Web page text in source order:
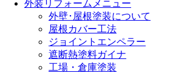
外装リフォームメニュー
外壁･屋根塗装について
屋根カバー工法
ジョイントエンペラー
遮断熱塗料ガイナ
工場・倉庫塗装